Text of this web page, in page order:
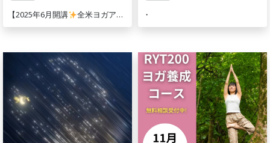
【2025年6月開講 全米ヨガアライアンスRYT200】 ・